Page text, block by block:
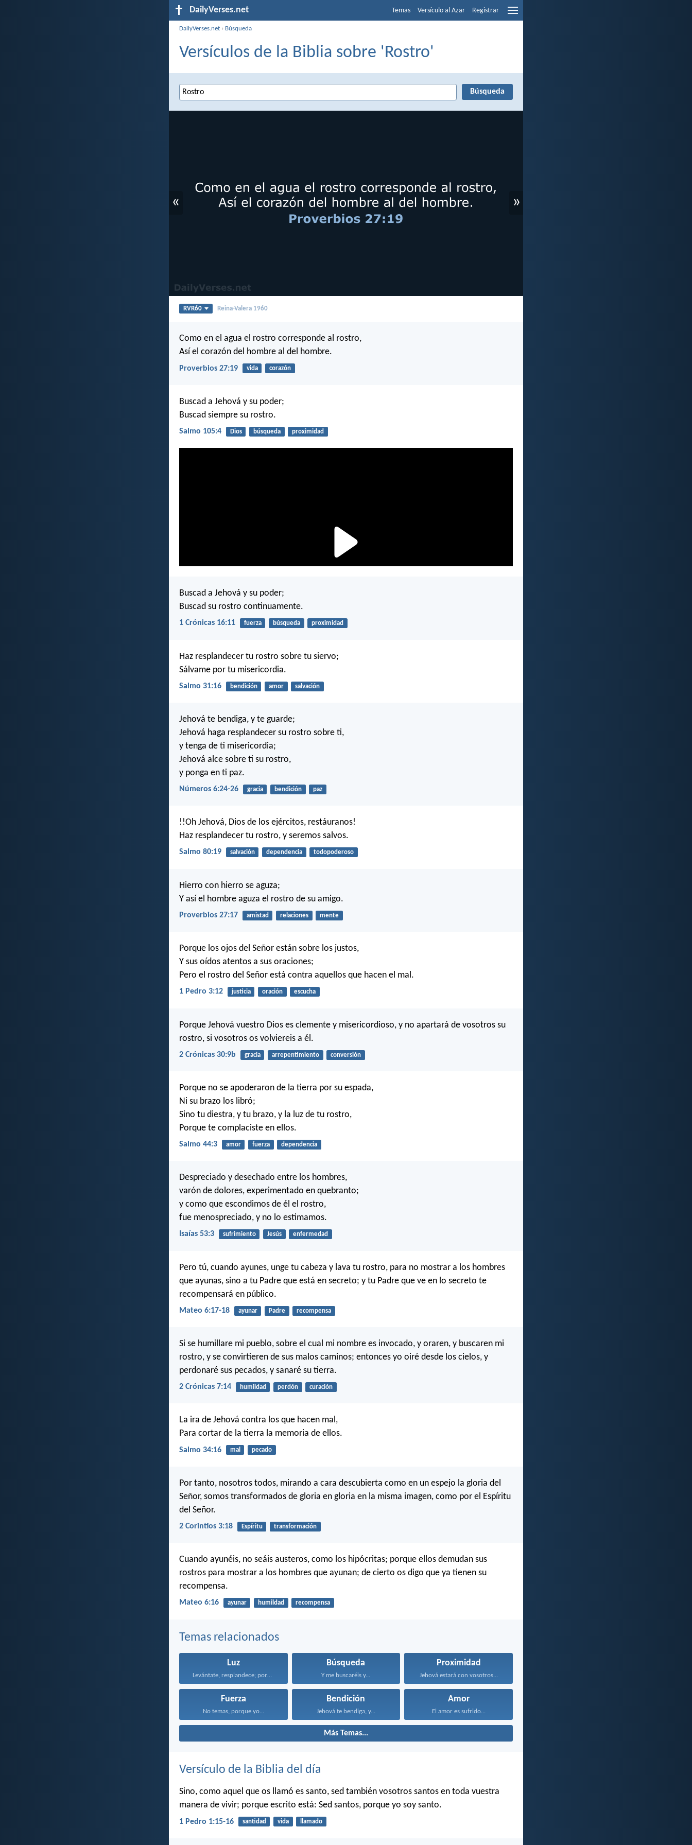
DailyVerses.net Temas Versículo al Azar Registrar
DailyVerses.net › Búsqueda
Versículos de la Biblia sobre 'Rostro'
« »
RVR60 Reina-Valera 1960
Como en el agua el rostro corresponde al rostro,
Así el corazón del hombre al del hombre.
Proverbios 27:19 vida corazón
Buscad a Jehová y su poder;
Buscad siempre su rostro.
Salmo 105:4 Dios búsqueda proximidad
Buscad a Jehová y su poder;
Buscad su rostro continuamente.
1 Crónicas 16:11 fuerza búsqueda proximidad
Haz resplandecer tu rostro sobre tu siervo;
Sálvame por tu misericordia.
Salmo 31:16 bendición amor salvación
Jehová te bendiga, y te guarde;
Jehová haga resplandecer su rostro sobre ti,
y tenga de ti misericordia;
Jehová alce sobre ti su rostro,
y ponga en ti paz.
Números 6:24-26 gracia bendición paz
!!Oh Jehová, Dios de los ejércitos, restáuranos!
Haz resplandecer tu rostro, y seremos salvos.
Salmo 80:19 salvación dependencia todopoderoso
Hierro con hierro se aguza;
Y así el hombre aguza el rostro de su amigo.
Proverbios 27:17 amistad relaciones mente
Porque los ojos del Señor están sobre los justos,
Y sus oídos atentos a sus oraciones;
Pero el rostro del Señor está contra aquellos que hacen el mal.
1 Pedro 3:12 justicia oración escucha
Porque Jehová vuestro Dios es clemente y misericordioso, y no apartará de vosotros su
rostro, si vosotros os volviereis a él.
2 Crónicas 30:9b gracia arrepentimiento conversión
Porque no se apoderaron de la tierra por su espada,
Ni su brazo los libró;
Sino tu diestra, y tu brazo, y la luz de tu rostro,
Porque te complaciste en ellos.
Salmo 44:3 amor fuerza dependencia
Despreciado y desechado entre los hombres,
varón de dolores, experimentado en quebranto;
y como que escondimos de él el rostro,
fue menospreciado, y no lo estimamos.
Isaías 53:3 sufrimiento Jesús enfermedad
Pero tú, cuando ayunes, unge tu cabeza y lava tu rostro, para no mostrar a los hombres
que ayunas, sino a tu Padre que está en secreto; y tu Padre que ve en lo secreto te
recompensará en público.
Mateo 6:17-18 ayunar Padre recompensa
Si se humillare mi pueblo, sobre el cual mi nombre es invocado, y oraren, y buscaren mi
rostro, y se convirtieren de sus malos caminos; entonces yo oiré desde los cielos, y
perdonaré sus pecados, y sanaré su tierra.
2 Crónicas 7:14 humildad perdón curación
La ira de Jehová contra los que hacen mal,
Para cortar de la tierra la memoria de ellos.
Salmo 34:16 mal pecado
Por tanto, nosotros todos, mirando a cara descubierta como en un espejo la gloria del
Señor, somos transformados de gloria en gloria en la misma imagen, como por el Espíritu
del Señor.
2 Corintios 3:18 Espíritu transformación
Cuando ayunéis, no seáis austeros, como los hipócritas; porque ellos demudan sus
rostros para mostrar a los hombres que ayunan; de cierto os digo que ya tienen su
recompensa.
Mateo 6:16 ayunar humildad recompensa
Temas relacionados
Luz
Levántate, resplandece; porque ha...
Búsqueda
Y me buscaréis y...
Proximidad
Jehová estará con vosotros...
Fuerza
No temas, porque yo...
Bendición
Jehová te bendiga, y...
Amor
El amor es sufrido...
Más Temas...
Versículo de la Biblia del día
Sino, como aquel que os llamó es santo, sed también vosotros santos en toda vuestra
manera de vivir; porque escrito está: Sed santos, porque yo soy santo.
1 Pedro 1:15-16 santidad vida llamado